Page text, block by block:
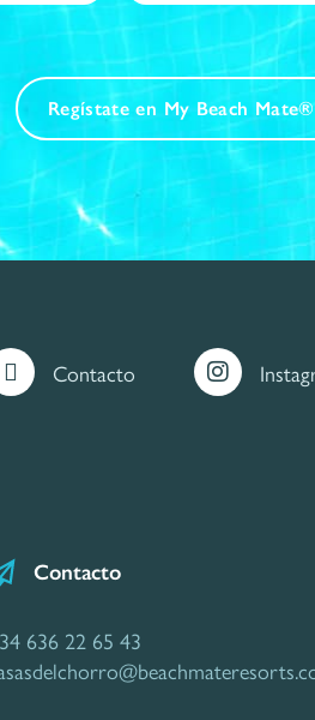
Regístate en My Beach Mate®
Contacto
Contacto
636 22 65 43